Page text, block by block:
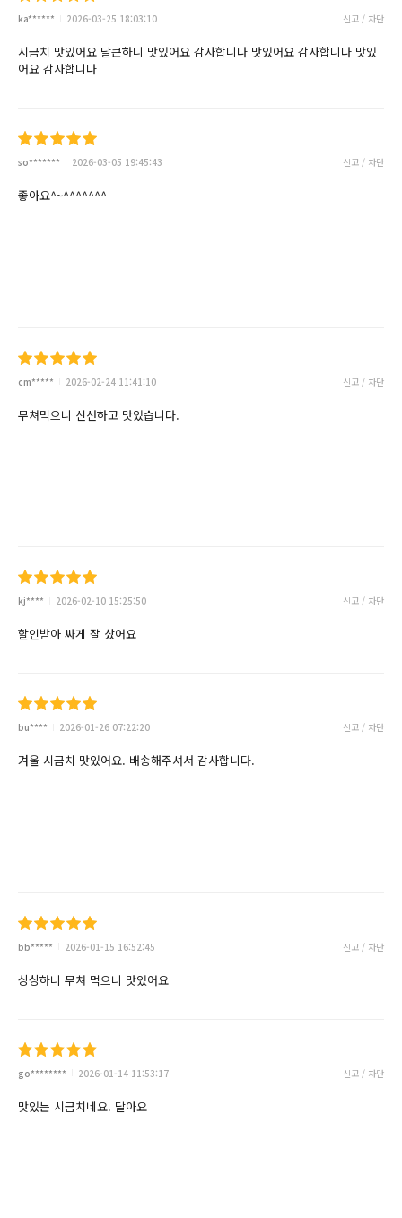
ka****** 2026-03-25 18:03:10 신고 / 차단
시금치 맛있어요 달큰하니 맛있어요 감사합니다 맛있어요 감사합니다 맛있
어요 감사합니다
so******* 2026-03-05 19:45:43 신고 / 차단
좋아요^~^^^^^^^
cm***** 2026-02-24 11:41:10 신고 / 차단
무쳐먹으니 신선하고 맛있습니다.
kj**** 2026-02-10 15:25:50 신고 / 차단
할인받아 싸게 잘 샀어요
bu**** 2026-01-26 07:22:20 신고 / 차단
겨울 시금치 맛있어요. 배송해주셔서 감사합니다.
bb***** 2026-01-15 16:52:45 신고 / 차단
싱싱하니 무쳐 먹으니 맛있어요
go******** 2026-01-14 11:53:17 신고 / 차단
맛있는 시금치네요. 달아요